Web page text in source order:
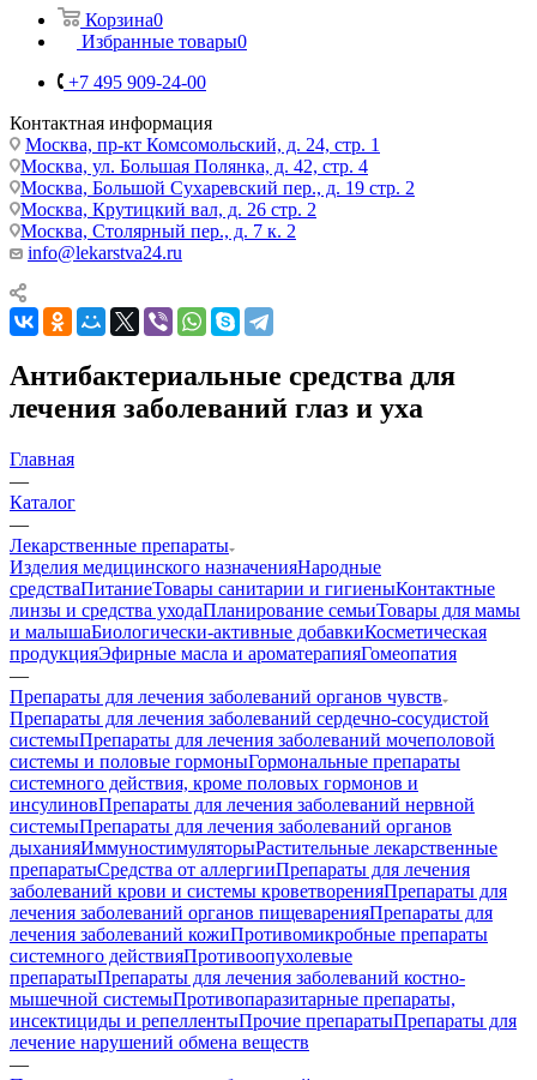
Корзина0
Избранные товары0
+7 495 909-24-00
Контактная информация
Москва, пр-кт Комсомольский, д. 24, стр. 1
Москва, ул. Большая Полянка, д. 42, стр. 4
Москва, Большой Сухаревский пер., д. 19 стр. 2
Москва, Крутицкий вал, д. 26 стр. 2
Москва, Столярный пер., д. 7 к. 2
info@lekarstva24.ru
Антибактериальные средства для
лечения заболеваний глаз и уха
Главная
—
Каталог
—
Лекарственные препараты
Изделия медицинского назначенияНародные
средстваПитаниеТовары санитарии и гигиеныКонтактные
линзы и средства уходаПланирование семьиТовары для мамы
и малышаБиологически-активные добавкиКосметическая
продукцияЭфирные масла и ароматерапияГомеопатия
—
Препараты для лечения заболеваний органов чувств
Препараты для лечения заболеваний сердечно-сосудистой
системыПрепараты для лечения заболеваний мочеполовой
системы и половые гормоныГормональные препараты
системного действия, кроме половых гормонов и
инсулиновПрепараты для лечения заболеваний нервной
системыПрепараты для лечения заболеваний органов
дыханияИммуностимуляторыРастительные лекарственные
препаратыСредства от аллергииПрепараты для лечения
заболеваний крови и системы кроветворенияПрепараты для
лечения заболеваний органов пищеваренияПрепараты для
лечения заболеваний кожиПротивомикробные препараты
системного действияПротивоопухолевые
препаратыПрепараты для лечения заболеваний костно-
мышечной системыПротивопаразитарные препараты,
инсектициды и репеллентыПрочие препаратыПрепараты для
лечение нарушений обмена веществ
—